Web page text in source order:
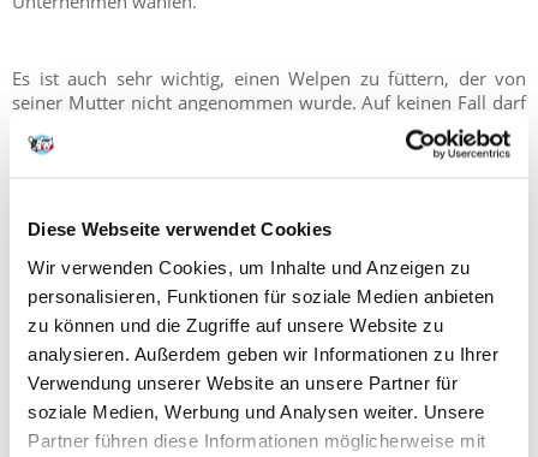
Diese Webseite verwendet Cookies
Wir verwenden Cookies, um Inhalte und Anzeigen zu
personalisieren, Funktionen für soziale Medien anbieten
zu können und die Zugriffe auf unsere Website zu
analysieren. Außerdem geben wir Informationen zu Ihrer
Verwendung unserer Website an unsere Partner für
soziale Medien, Werbung und Analysen weiter. Unsere
Partner führen diese Informationen möglicherweise mit
Es ist auch sehr wichtig, einen Welpen zu füttern, der von
seiner Mutter nicht angenommen wurde. Auf keinen Fall darf
er auf den Rücken mit dem Bauch nach oben gelegt werden.
Auch sein Kopf darf nicht derart angehoben werden, so dass
tödlich sein kann. Der Hund sollte flach liegen und sein Kopf